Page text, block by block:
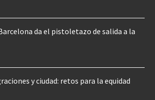
da el pistoletazo de salida a la
y ciudad: retos para la equidad